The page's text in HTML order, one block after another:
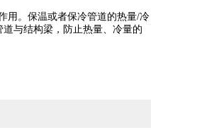
用。保温或者保冷管道的热量/冷
与结构梁，防止热量、冷量的